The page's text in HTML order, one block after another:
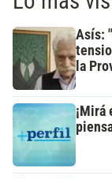
Asís:
la
¡Mirá